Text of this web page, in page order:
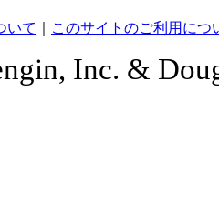
いて このサイトのご利用につ
Inc. &